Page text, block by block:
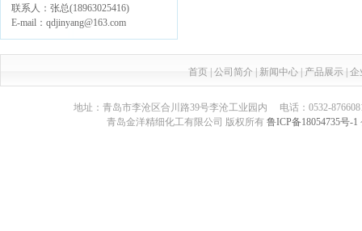
联系人：张总(18963025416)
E-mail：qdjinyang@163.com
首页 公司简介 新闻中心 产品展示 企
地址：青岛市李沧区合川路39号李沧工业园内 电话：0532-
青岛金洋精细化工有限公司 版权所有 鲁ICP备18054735号-1